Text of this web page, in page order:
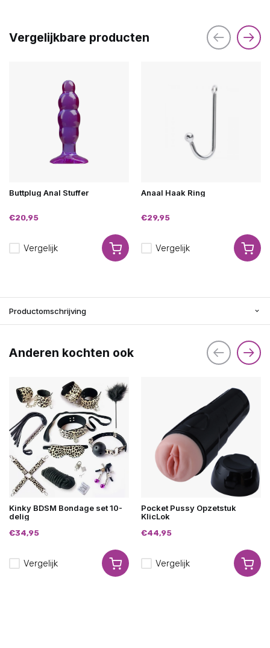
Vergelijkbare producten
Buttplug Anal Stuffer
€20,95
Vergelijk
Anaal Haak Ring
€29,95
Vergelijk
Productomschrijving
Anderen kochten ook
Kinky BDSM Bondage set 10-
delig
€34,95
Vergelijk
Pocket Pussy Opzetstuk
KlicLok
€44,95
Vergelijk